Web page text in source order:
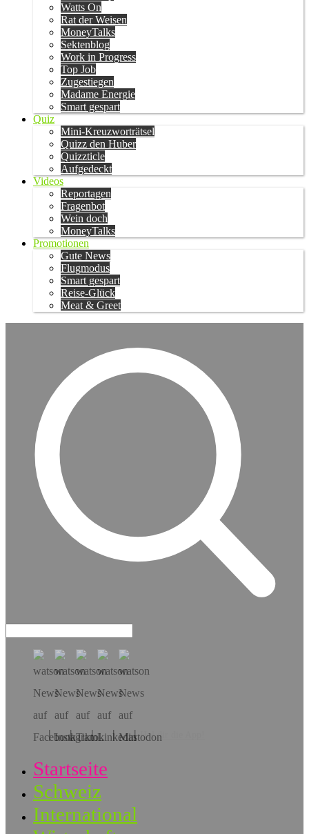
Watts On
Rat der Weisen
MoneyTalks
Sektenblog
Work in Progress
Top Job
Zugestiegen
Madame Energie
Smart gespart
Quiz
Mini-Kreuzworträtsel
Quizz den Huber
Quizzticle
Aufgedeckt
Videos
Reportagen
Fragenbot
Wein doch
MoneyTalks
Promotionen
Gute News
Flugmodus
Smart gespart
Reise-Glück
Meat & Greet
Hol dir die App!
Startseite
Schweiz
International